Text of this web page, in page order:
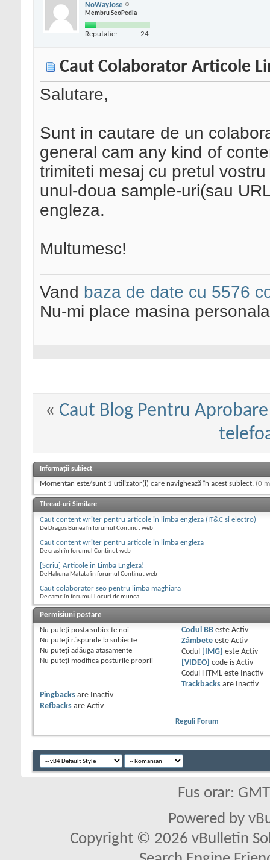
NoWayJose
Membru SeoPedia
Reputatie: 24
Caut Colaborator Articole
Salutare,
Sunt in cautare de un
general cam any kind of
trimiteti mesaj cu pretul
unul-doua sample-uri(sau
engleza.
Multumesc!
Vand baza de date cu 5576
Nu-mi place masina
« Caut Blog Pentru
Informații subiect
Momentan este/sunt 1 utilizator(i) care navighează în acest subiect. (0
Thread-uri Similare
Caut content writer pentru articole in limba engleza (IT&C si electro)
De Dragos Bunea în forumul Continut web
Caut content writer pentru articole in limba engleza
De crash în forumul Continut web
[Scriu] Articole in Limba Engleza!
De Hakuna Matata în forumul Continut web
Caut colaborator seo pentru limba maghiara
De eamc în forumul Locuri de munca
Permisiuni postare
Nu puteţi posta subiecte noi.
Nu puteţi răspunde la subiecte
Nu puteţi adăuga ataşamente
Nu puteţi modifica posturile proprii
Codul BBeste Activ
Zâmbeteeste Activ
Codul
[IMG] este Activ
[VIDEO]
code is Activ
Codul HTML este
Inactiv
Trackbacksare
Inactiv
Pingbacks are
Inactiv
Refbacks are Activ
Reguli Forum
Fus orar:
Powered by
Copyright © 2026 vBulletin